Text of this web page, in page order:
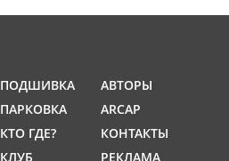
ПОДШИВКА
ПАРКОВКА
КТО ГДЕ?
КЛУБ
АВТОРЫ
ARCAP
КОНТАКТЫ
РЕКЛАМА